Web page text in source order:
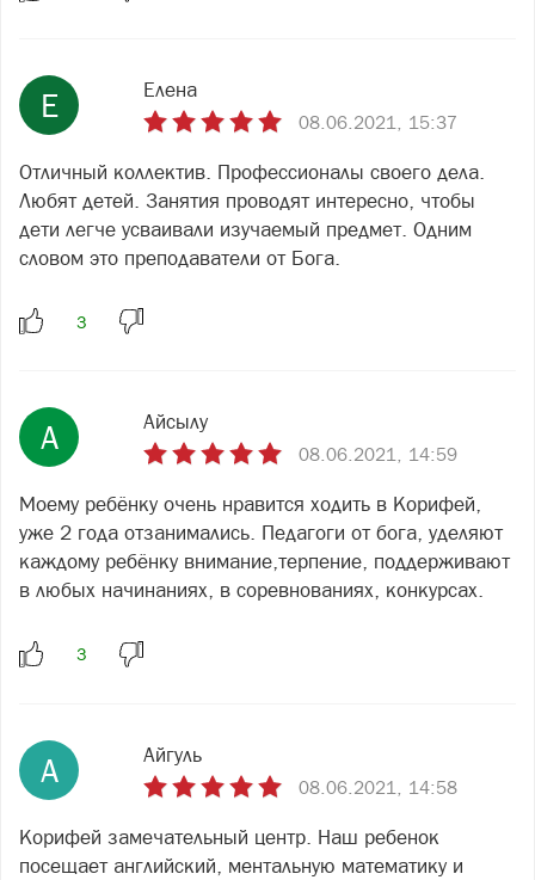
Е Елена
08.06.2021, 15:37
Отличный коллектив. Профессионалы своего дела.
Любят детей. Занятия проводят интересно, чтобы
дети легче усваивали изучаемый предмет. Одним
словом это преподаватели от Бога.
А Айсылу
08.06.2021, 14:59
Моему ребёнку очень нравится ходить в Корифей,
уже 2 года отзанимались. Педагоги от бога, уделяют
каждому ребёнку внимание,терпение, поддерживают
в любых начинаниях, в соревнованиях, конкурсах.
А Айгуль
08.06.2021, 14:58
Корифей замечательный центр. Наш ребенок
посещает английский, ментальную математику и